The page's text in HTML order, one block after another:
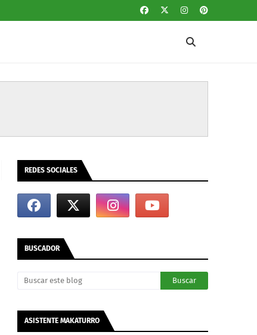
REDES SOCIALES
BUSCADOR
ASISTENTE MAKATURRO